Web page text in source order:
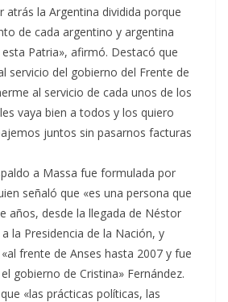
atrás la Argentina dividida porque
de cada argentino y argentina
Patria», afirmó. Destacó que
servicio del gobierno del Frente de
al servicio de cada unos de los
vaya bien a todos y los quiero
juntos sin pasarnos facturas
a Massa fue formulada por
señaló que «es una persona que
años, desde la llegada de Néstor
la Presidencia de la Nación, y
frente de Anses hasta 2007 y fue
gobierno de Cristina» Fernández.
«las prácticas políticas, las